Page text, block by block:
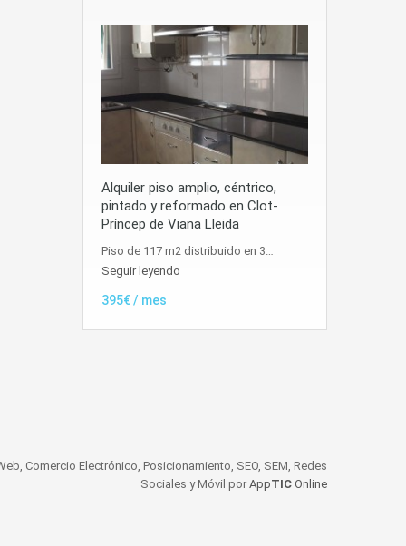
Alquiler piso amplio, céntrico,
pintado y reformado en Clot-
Príncep de Viana Lleida
Piso de 117 m2 distribuido en 3…
Seguir leyendo
395€ / mes
Comercio Electrónico, Posicionamiento, SEO, SEM, Redes
Sociales y Móvil por AppTIC Online